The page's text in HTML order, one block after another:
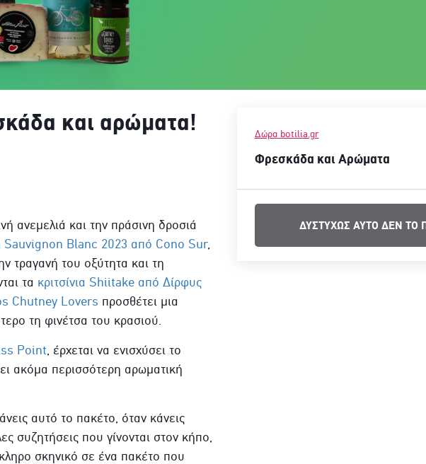
και αρώματα!
ανεμελιά και την πράσινη δροσιά
Sauvignon Blanc 2023 από Cono Sur,
τραγανή του οξύτητα και τη
τα κριτσίνια Shiitake από Δίρφυς
Chutney Lovers προσθέτει μια
τη φινέτσα του κρασιού.
Point, έρχεται να ενισχύσει το
ακόμα περισσότερη αρωματική
αυτό το πακέτο, όταν κάνεις
συζητήσεις που γίνονται στον κήπο,
σκηνικό σε ένα πακέτο που
Δώρα botilia.gr
Φρεσκάδα και Αρώματα
ΔΥΣΤΥΧΩΣ ΑΥΤΟ ΔΕΝ ΤΟ